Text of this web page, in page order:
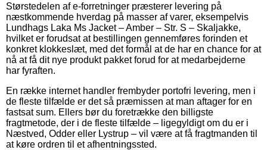
Størstedelen af e-forretninger præsterer levering på
næstkommende hverdag på masser af varer, eksempelvis
Lundhags Laka Ms Jacket – Amber – Str. S – Skaljakke,
hvilket er forudsat at bestillingen gennemføres forinden et
konkret klokkeslæt, med det formål at de har en chance for at
nå at få dit nye produkt pakket forud for at medarbejderne
har fyraften.
En række internet handler frembyder portofri levering, men i
de fleste tilfælde er det så præmissen at man aftager for en
fastsat sum. Ellers bør du foretrække den billigste
fragtmetode, der i de fleste tilfælde – ligegyldigt om du er i
Næstved, Odder eller Lystrup – vil være at få fragtmanden til
at køre ordren til et afhentningssted.